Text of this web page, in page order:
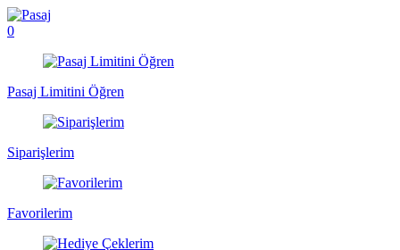
0
Pasaj Limitini Öğren
Siparişlerim
Favorilerim